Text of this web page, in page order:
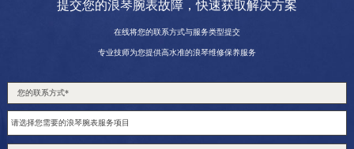
提交您的浪琴腕表故障，快速获取解决方案
在线将您的联系方式与服务类型提交
专业技师为您提供高水准的浪琴维修保养服务